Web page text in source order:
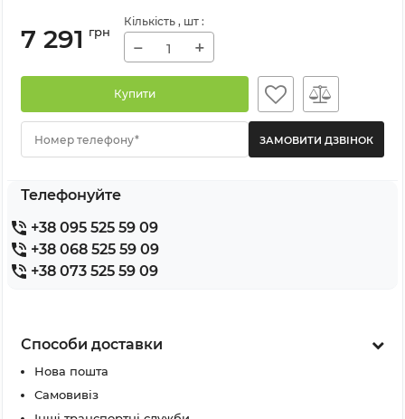
7 291 грн
Кількість , шт :
− +
Купити
Номер телефону*
Телефонуйте
+38 095 525 59 09
+38 068 525 59 09
+38 073 525 59 09
Способи доставки
Нова пошта
Самовивіз